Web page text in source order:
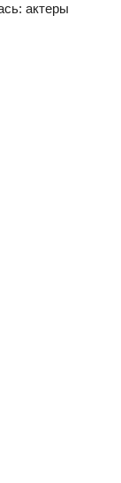
актеры